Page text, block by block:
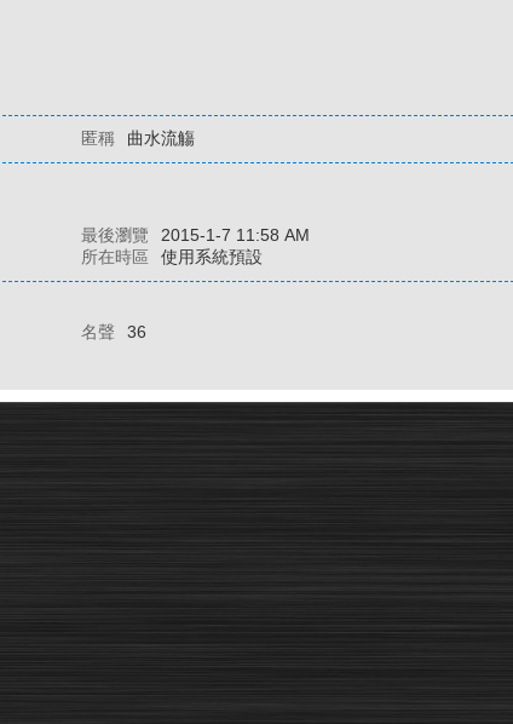
匿稱 曲水流觴
最後瀏覽
2015-1-7 11:58 AM
所在時區 使用系統預設
名聲
36